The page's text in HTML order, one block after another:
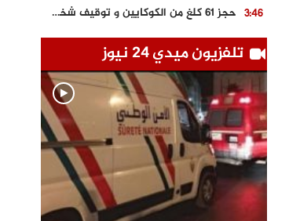
3:46
حجز 61 كلغ من الكوكايين و توقيف شخصين بالكركرات
5:29
مصرع عشريني في حادث قطار نقل الفوسفاط..
9:18
6:56
حادث مؤلم يودي بحياة ستيني بعد سقوطه في فرن تقليدي “للجير”
3:02
مصرع شابة ثلاثينية إثر سقوط سيارتها من منحدر خطير بالجرف الأصفر
تلفزيون ميدي 24 نيوز